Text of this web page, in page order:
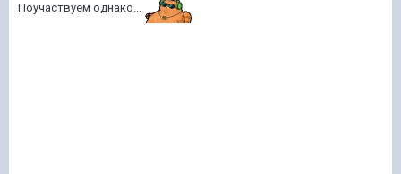
Поучаствуем однако...